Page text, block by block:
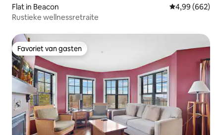
Flat in Beacon Gemiddelde
4,99 (662)
Rustieke wellnessretraite
Favoriet van gasten
Favoriet van gasten